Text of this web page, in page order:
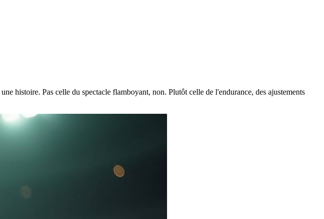
histoire. Pas celle du spectacle flamboyant, non. Plutôt celle de l'endurance, des ajustements